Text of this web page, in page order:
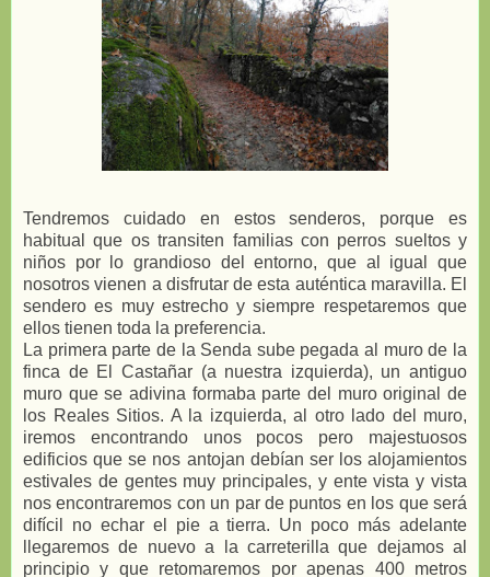
Tendremos cuidado en estos senderos, porque es
habitual que os transiten familias con perros sueltos y
niños por lo grandioso del entorno, que al igual que
nosotros vienen a disfrutar de esta auténtica maravilla. El
sendero es muy estrecho y siempre respetaremos que
ellos tienen toda la preferencia.
La primera parte de la Senda sube pegada al muro de la
finca de El Castañar (a nuestra izquierda), un antiguo
muro que se adivina formaba parte del muro original de
los Reales Sitios. A la izquierda, al otro lado del muro,
iremos encontrando unos pocos pero majestuosos
edificios que se nos antojan debían ser los alojamientos
estivales de gentes muy principales, y ente vista y vista
nos encontraremos con un par de puntos en los que será
difícil no echar el pie a tierra. Un poco más adelante
llegaremos de nuevo a la carreterilla que dejamos al
principio y que retomaremos por apenas 400 metros